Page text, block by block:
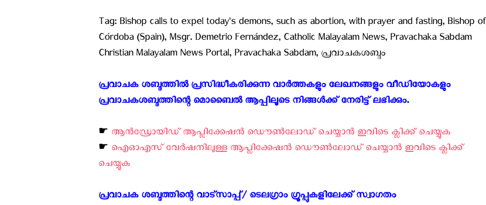
Tag: Bishop calls to expel today's demons, such as abortion, with prayer and fasting, Bishop of
Córdoba (Spain), Msgr. Demetrio Fernández, Catholic Malayalam News, Pravachaka Sabdam
Christian Malayalam News Portal, Pravachaka Sabdam, പ്രവാചകശബ്ദം
പ്രവാചക ശബ്ദത്തിൽ പ്രസിദ്ധീകരിക്കുന്ന വാർത്തകളും ലേഖനങ്ങളും വീഡിയോകളും
പ്രവാചകശബ്ദത്തിന്റെ മൊബൈൽ ആപ്പിലൂടെ നിങ്ങൾക്ക് നേരിട്ട് ലഭിക്കും. ‍
☛ ആന്‍ഡ്രോയിഡ് ആപ്ലിക്കേഷന്‍ ഡൌണ്‍ലോഡ് ചെയ്യാന്‍ ഇവിടെ ക്ലിക്ക് ചെയ്യുക ‍
☛ ഐ‌ഓ‌എസ് വേര്‍ഷനിലുള്ള ആപ്ലിക്കേഷന്‍ ഡൌണ്‍ലോഡ് ചെയ്യാന്‍ ഇവിടെ ക്ലിക്ക്
ചെയ്യുക ‍
പ്രവാചക ശബ്ദത്തിന്റെ വാട്സാപ്പ്/ ടെലഗ്രാം ഗ്രൂപ്പുകളിലേക്ക് സ്വാഗതം ‍